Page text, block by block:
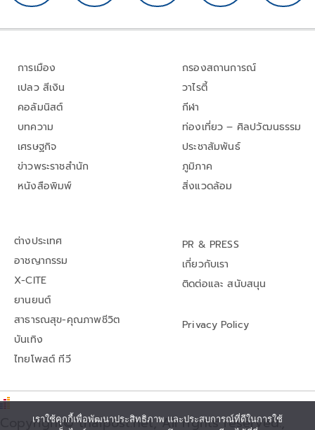
การเมือง
เปลว สีเงิน
คอลัมนิสต์
บทความ
เศรษฐกิจ
ข่าวพระราชสำนัก
หนังสือพิมพ์
กรองสถานการณ์
วาไรตี้
กีฬา
ท่องเที่ยว – ศิลปวัฒนธรรม
ประชาสัมพันธ์
ภูมิภาค
สิ่งแวดล้อม
ต่างประเทศ
อาชญากรรม
X-CITE
ยานยนต์
สาธารณสุข-คุณภาพชีวิต
บันเทิง
ไทยโพสต์ ทีวี
PR & PRESS
เกี่ยวกับเรา
ติดต่อและ สนับสนุน
Privacy Policy
Copyright© thaipost.net, All rights reserved.,
เราใช้คุกกี้เพื่อพัฒนาประสิทธิภาพ และประสบการณ์ที่ดีในการใช้